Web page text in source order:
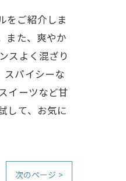
をご紹介しま
また、爽やか
スよく混ざり
スパイシーな
イーツなど甘
して、お気に
次のページ >